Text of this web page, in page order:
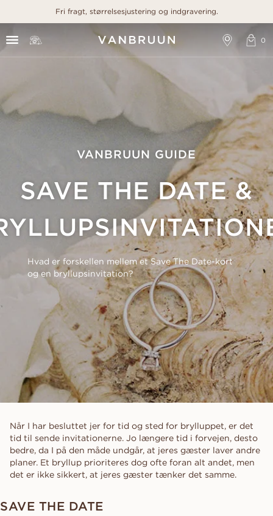
Fri fragt, størrelsesjustering og indgravering.
VANBRUUN GUIDE
SAVE THE DATE &
Hvad er forskellen mellem et Save The Date-kort
og en bryllupsinvitation?
Når I har besluttet jer for tid og sted for brylluppet, er det
tid til sende invitationerne. Jo længere tid i forvejen, desto
bedre, da I på den måde undgår, at jeres gæster laver andre
planer. Et bryllup prioriteres dog ofte foran alt andet, men
det er ikke sikkert, at jeres gæster tænker det samme.
SAVE THE DATE